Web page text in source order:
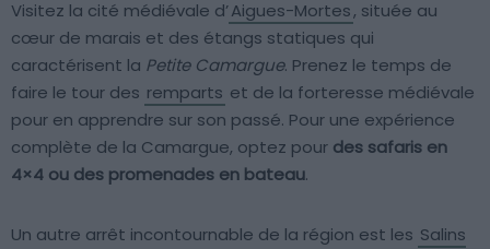
Visitez la cité médiévale d’Aigues-Mortes, située au
cœur de marais et des étangs statiques qui
caractérisent la Petite Camargue. Prenez le temps de
faire le tour des remparts et de la forteresse médiévale
pour en apprendre sur son passé. Pour une expérience
complète de la Camargue, optez pour des safaris en
4×4 ou des promenades en bateau.
Un autre arrêt incontournable de la région est les Salins